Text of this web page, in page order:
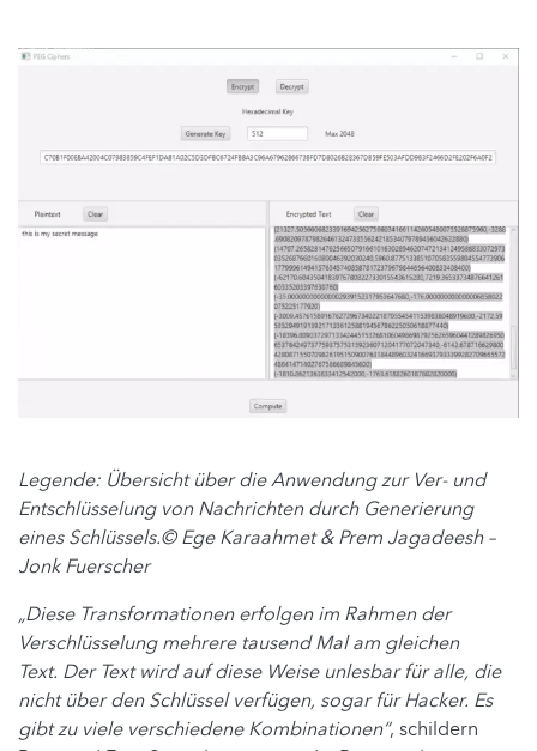
Legende: Übersicht über die Anwendung zur Ver- und
Entschlüsselung von Nachrichten durch Generierung
eines Schlüssels.© Ege Karaahmet & Prem Jagadeesh –
Jonk Fuerscher
„Diese Transformationen erfolgen im Rahmen der
Verschlüsselung mehrere tausend Mal am gleichen
Text. Der Text wird auf diese Weise unlesbar für alle, die
nicht über den Schlüssel verfügen, sogar für Hacker. Es
gibt zu viele verschiedene Kombinationen“, schildern